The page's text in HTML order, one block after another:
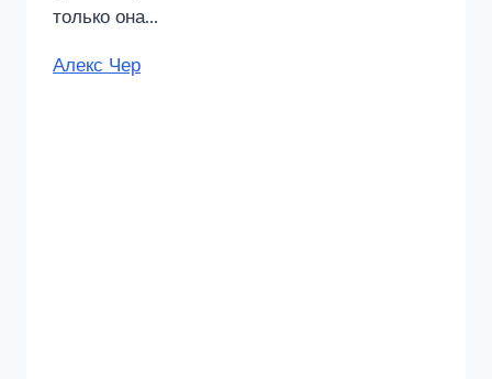
только она…
Метки
Алекс Чер